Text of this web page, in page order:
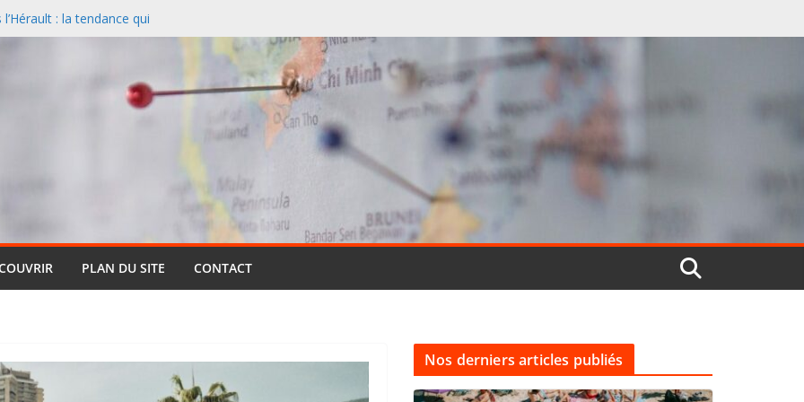
: la tendance qui
paysage naturel
et la Méditerranée
: pourquoi cette formule
(et pourquoi elle reste si
PLAN DU SITE CONTACT
Nos derniers articles publiés